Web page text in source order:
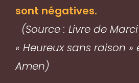
sont négatives.
(Source : Livre de
« Heureux sans raison »
Amen)